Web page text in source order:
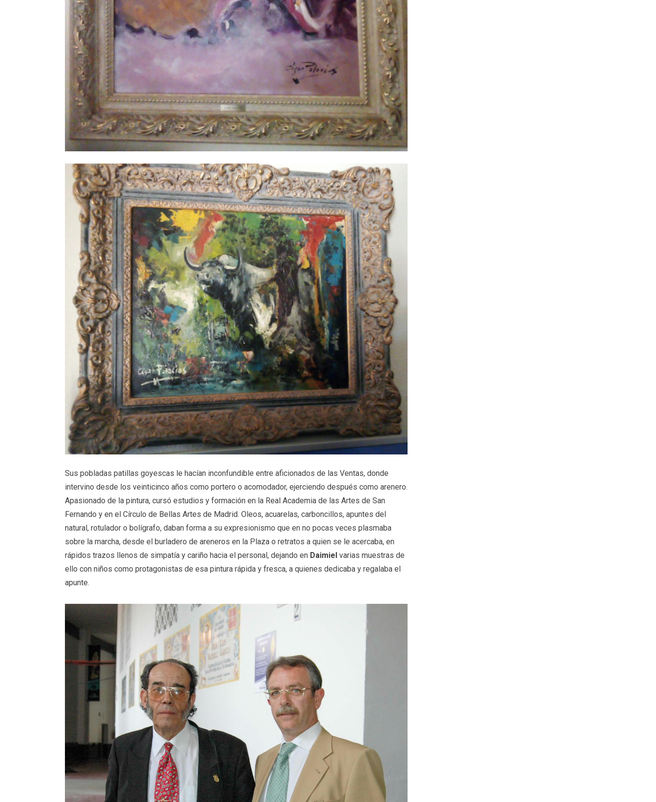
Sus pobladas patillas goyescas le hacían inconfundible entre aficionados de las Ventas, donde
intervino desde los veinticinco años como portero o acomodador, ejerciendo después como arenero.
Apasionado de la pintura, cursó estudios y formación en la Real Academia de las Artes de San
Fernando y en el Círculo de Bellas Artes de Madrid. Oleos, acuarelas, carboncillos, apuntes del
natural, rotulador o bolígrafo, daban forma a su expresionismo que en no pocas veces plasmaba
sobre la marcha, desde el burladero de areneros en la Plaza o retratos a quien se le acercaba, en
rápidos trazos llenos de simpatía y cariño hacia el personal, dejando en Daimiel varias muestras de
ello con niños como protagonistas de esa pintura rápida y fresca, a quienes dedicaba y regalaba el
apunte.